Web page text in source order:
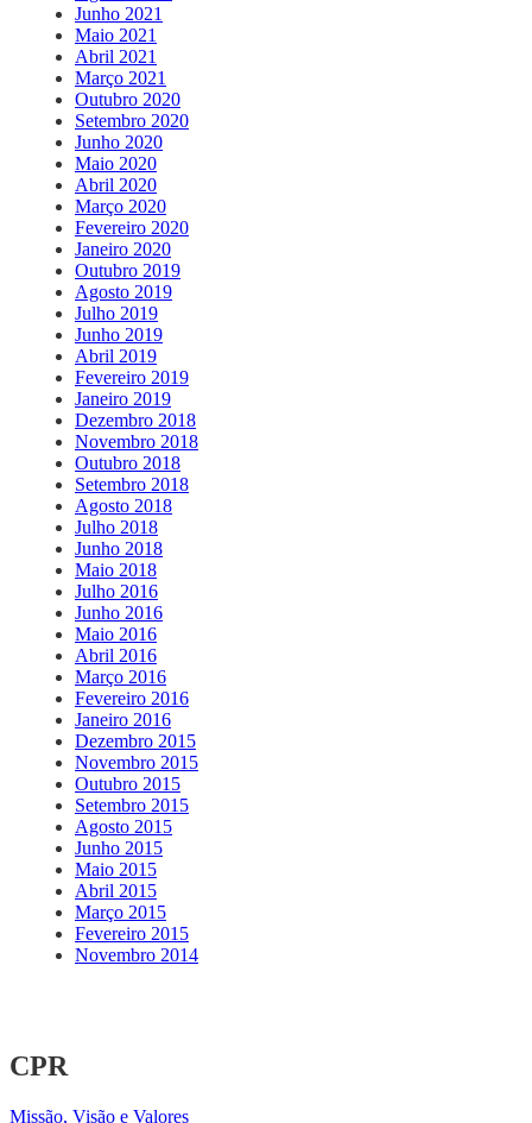
Junho 2021
Maio 2021
Abril 2021
Março 2021
Outubro 2020
Setembro 2020
Junho 2020
Maio 2020
Abril 2020
Março 2020
Fevereiro 2020
Janeiro 2020
Outubro 2019
Agosto 2019
Julho 2019
Junho 2019
Abril 2019
Fevereiro 2019
Janeiro 2019
Dezembro 2018
Novembro 2018
Outubro 2018
Setembro 2018
Agosto 2018
Julho 2018
Junho 2018
Maio 2018
Julho 2016
Junho 2016
Maio 2016
Abril 2016
Março 2016
Fevereiro 2016
Janeiro 2016
Dezembro 2015
Novembro 2015
Outubro 2015
Setembro 2015
Agosto 2015
Junho 2015
Maio 2015
Abril 2015
Março 2015
Fevereiro 2015
Novembro 2014
CPR
Missão, Visão e Valores